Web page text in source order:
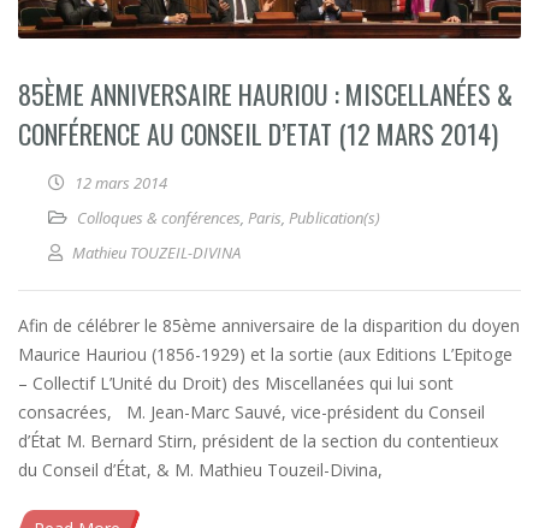
85ÈME ANNIVERSAIRE HAURIOU : MISCELLANÉES &
CONFÉRENCE AU CONSEIL D’ETAT (12 MARS 2014)
12 mars 2014
Colloques & conférences, Paris, Publication(s)
Mathieu TOUZEIL-DIVINA
Afin de célébrer le 85ème anniversaire de la disparition du doyen
Maurice Hauriou (1856-1929) et la sortie (aux Editions L’Epitoge
– Collectif L’Unité du Droit) des Miscellanées qui lui sont
consacrées, M. Jean-Marc Sauvé, vice-président du Conseil
d’État M. Bernard Stirn, président de la section du contentieux
du Conseil d’État, & M. Mathieu Touzeil-Divina,